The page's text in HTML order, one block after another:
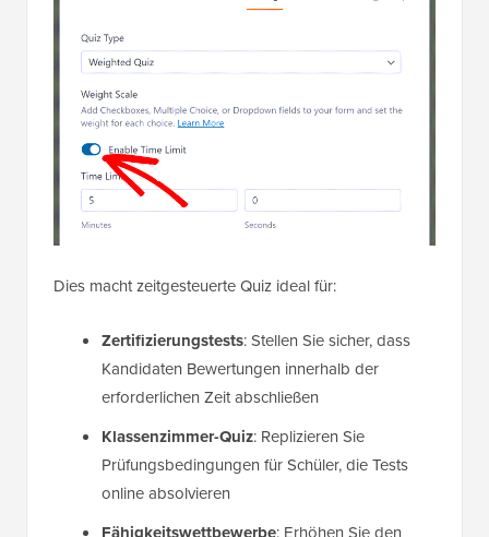
Dies macht zeitgesteuerte Quiz ideal für:
Zertifizierungstests: Stellen Sie sicher, dass
Kandidaten Bewertungen innerhalb der
erforderlichen Zeit abschließen
Klassenzimmer-Quiz: Replizieren Sie
Prüfungsbedingungen für Schüler, die Tests
online absolvieren